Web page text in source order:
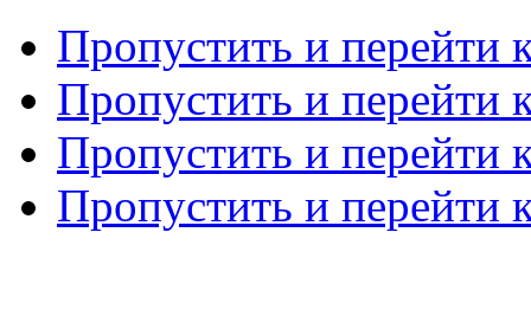
Пропустить и перейти
Пропустить и перейти
Пропустить и перейти
Пропустить и перейти